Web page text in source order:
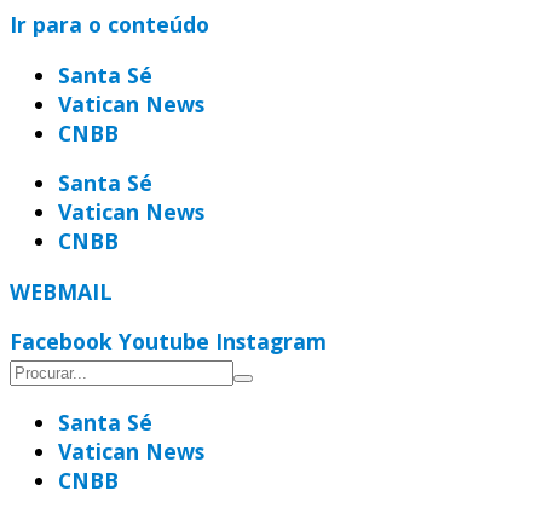
Ir para o conteúdo
Santa Sé
Vatican News
CNBB
Santa Sé
Vatican News
CNBB
WEBMAIL
Facebook Youtube Instagram
Santa Sé
Vatican News
CNBB